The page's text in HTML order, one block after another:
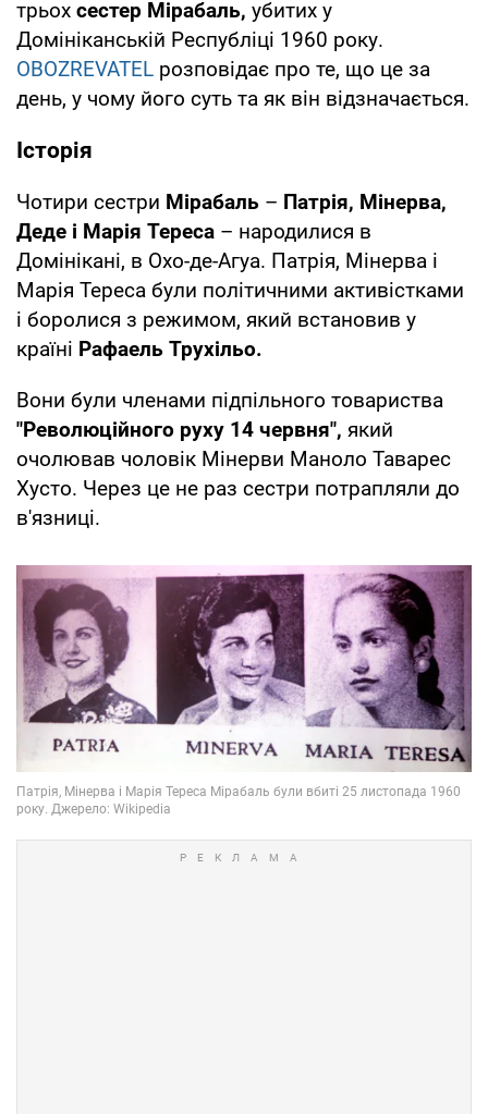
трьох сестер Мірабаль, убитих у
Домініканській Республіці 1960 року.
OBOZREVATEL розповідає про те, що це за
день, у чому його суть та як він відзначається.
Історія
Чотири сестри Мірабаль – Патрія, Мінерва,
Деде і Марія Тереса – народилися в
Домінікані, в Охо-де-Агуа. Патрія, Мінерва і
Марія Тереса були політичними активістками
і боролися з режимом, який встановив у
країні Рафаель Трухільо.
Вони були членами підпільного товариства
"Революційного руху 14 червня", який
очолював чоловік Мінерви Маноло Таварес
Хусто. Через це не раз сестри потрапляли до
в'язниці.